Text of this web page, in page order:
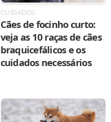
CUIDADOS
Cães de focinho curto:
veja as 10 raças de cães
braquicefálicos e os
cuidados necessários